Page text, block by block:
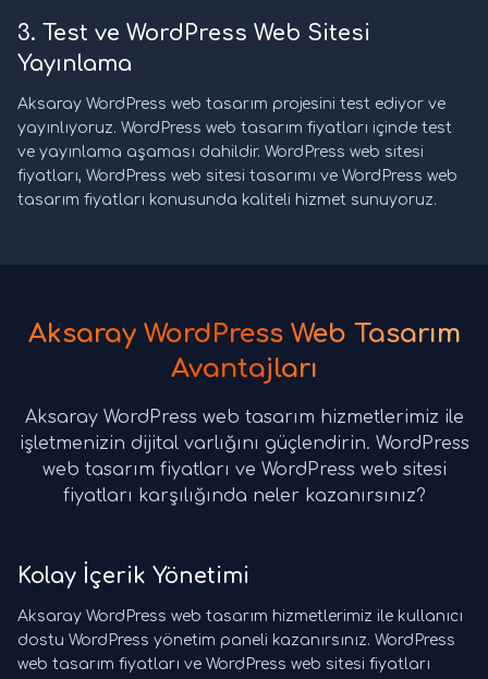
3. Test ve WordPress Web Sitesi
Yayınlama
Aksaray WordPress web tasarım projesini test ediyor ve
yayınlıyoruz. WordPress web tasarım fiyatları içinde test
ve yayınlama aşaması dahildir. WordPress web sitesi
fiyatları, WordPress web sitesi tasarımı ve WordPress web
tasarım fiyatları konusunda kaliteli hizmet sunuyoruz.
Aksaray WordPress Web Tasarım
Avantajları
Aksaray WordPress web tasarım hizmetlerimiz ile
işletmenizin dijital varlığını güçlendirin. WordPress
web tasarım fiyatları ve WordPress web sitesi
fiyatları karşılığında neler kazanırsınız?
Kolay İçerik Yönetimi
Aksaray WordPress web tasarım hizmetlerimiz ile kullanıcı
dostu WordPress yönetim paneli kazanırsınız. WordPress
web tasarım fiyatları ve WordPress web sitesi fiyatları